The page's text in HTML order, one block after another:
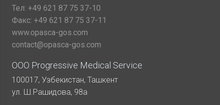
Тел: +49 621 87 75 37-10
Факс: +49 621 87 75 37-11
www.opasca-gos.com
contact@opasca-gos.com
ООО Progressive Medical Service
100017, Узбекистан, Ташкент
ул. Ш.Рашидова, 98а